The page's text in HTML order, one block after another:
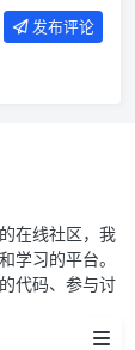
发布评论
在线社区，我
学习的平台。
代码、参与讨